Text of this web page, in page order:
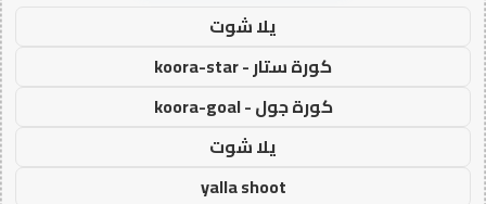
يلا شوت
كورة ستار - koora-star
كورة جول - koora-goal
يلا شوت
yalla shoot